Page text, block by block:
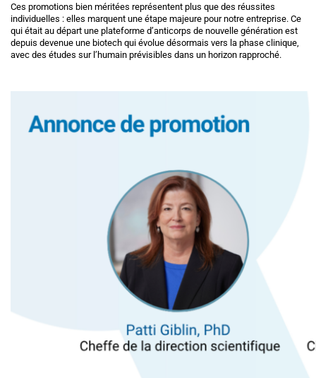
Ces promotions bien méritées représentent plus que des réussites
individuelles : elles marquent une étape majeure pour notre entreprise. Ce
qui était au départ une plateforme d’anticorps de nouvelle génération est
depuis devenue une biotech qui évolue désormais vers la phase clinique,
avec des études sur l’humain prévisibles dans un horizon rapproché.